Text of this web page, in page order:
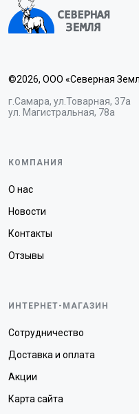
©2026, ООО «Северная
г.Самара, ул.Товарная, 37а
ул. Магистральная, 78а
КОМПАНИЯ
О нас
Новости
Контакты
Отзывы
ИНТЕРНЕТ-МАГАЗИН
Сотрудничество
Доставка и оплата
Акции
Карта сайта